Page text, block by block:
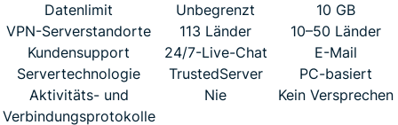
Datenlimit
Unbegrenzt
10 GB
VPN-Serverstandorte
113 Länder
10–50 Länder
Kundensupport
24/7-Live-Chat
E-Mail
Servertechnologie
TrustedServer
PC-basiert
Aktivitäts- und
Verbindungsprotokolle
Nie Kein Versprechen